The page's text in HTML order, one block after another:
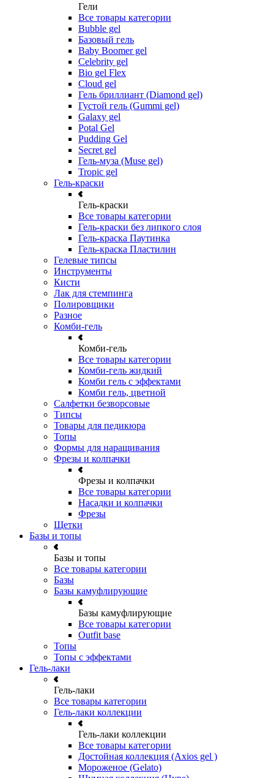
Гели
Все товары категории
Bubble gel
Базовый гель
Baby Boomer gel
Celebrity gel
Bio gel Flex
Cloud gel
Гель бриллиант (Diamond gel)
Густой гель (Gummi gel)
Galaxy gel
Potal Gel
Pudding Gel
Secret gel
Гель-муза (Muse gel)
Tropic gel
Гель-краски
Гель-краски
Все товары категории
Гель-краски без липкого слоя
Гель-краска Паутинка
Гель-краска Пластилин
Гелевые типсы
Инструменты
Кисти
Лак для стемпинга
Полировщики
Разное
Комби-гель
Комби-гель
Все товары категории
Комби-гель жидкий
Комби гель с эффектами
Комби гель, цветной
Салфетки безворсовые
Типсы
Товары для педикюра
Топы
Формы для наращивания
Фрезы и колпачки
Фрезы и колпачки
Все товары категории
Насадки и колпачки
Фрезы
Щетки
Базы и топы
Базы и топы
Все товары категории
Базы
Базы камуфлирующие
Базы камуфлирующие
Все товары категории
Outfit base
Топы
Топы с эффектами
Гель-лаки
Гель-лаки
Все товары категории
Гель-лаки коллекции
Гель-лаки коллекции
Все товары категории
Достойная коллекция (Axios gel )
Мороженое (Gelato)